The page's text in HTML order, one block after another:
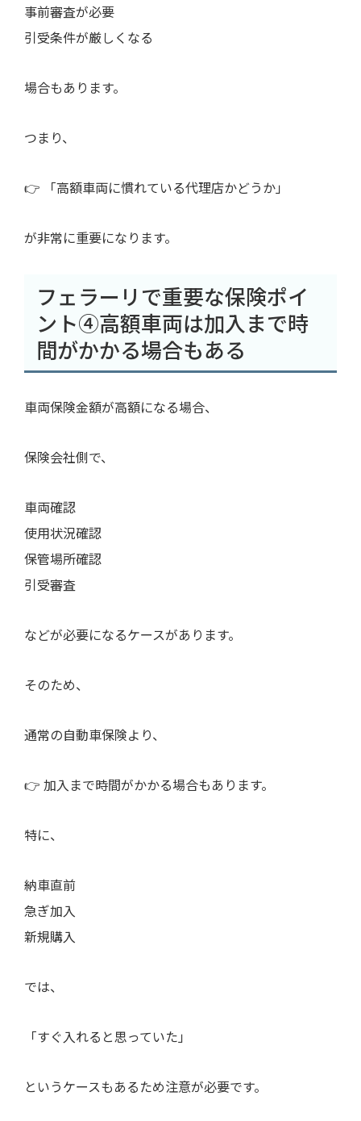
事前審査が必要
引受条件が厳しくなる
場合もあります。
つまり、
👉 「高額車両に慣れている代理店かどうか」
が非常に重要になります。
フェラーリで重要な保険ポイ
ント④高額車両は加入まで時
間がかかる場合もある
車両保険金額が高額になる場合、
保険会社側で、
車両確認
使用状況確認
保管場所確認
引受審査
などが必要になるケースがあります。
そのため、
通常の自動車保険より、
👉 加入まで時間がかかる場合もあります。
特に、
納車直前
急ぎ加入
新規購入
では、
「すぐ入れると思っていた」
というケースもあるため注意が必要です。